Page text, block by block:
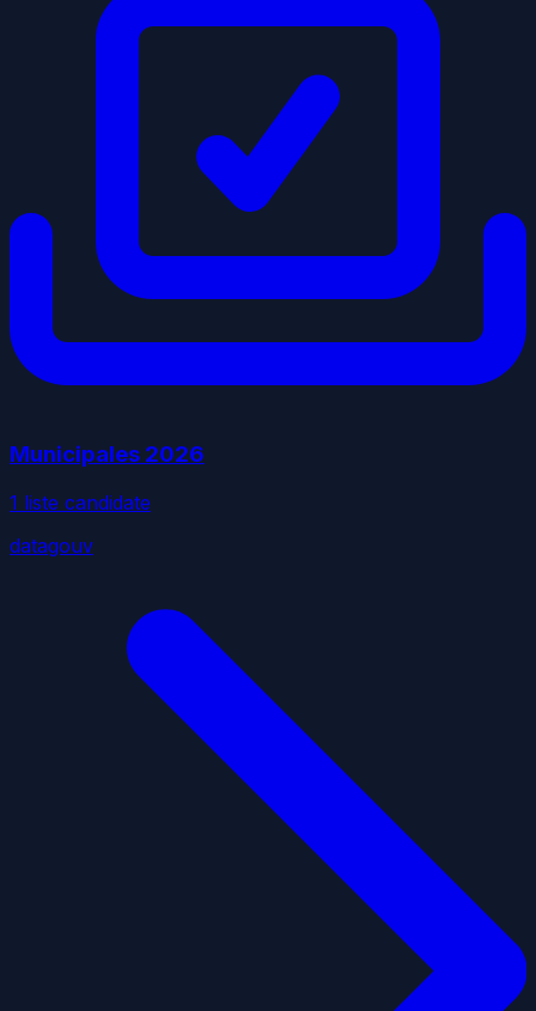
Municipales 2026
1 liste candidate
datagouv